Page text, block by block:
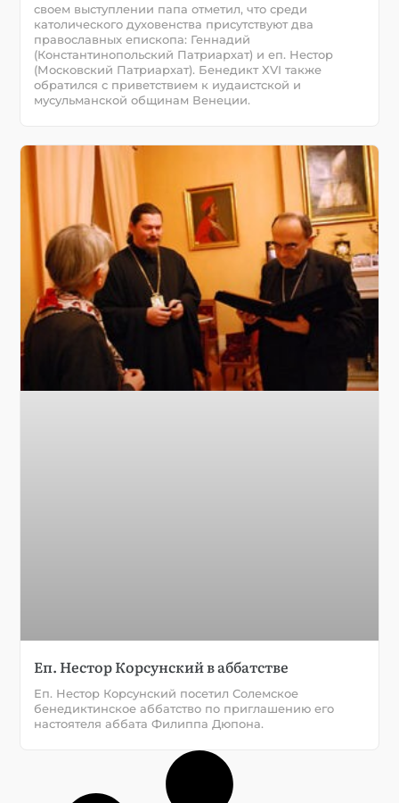
своем выступлении папа отметил, что среди
католического духовенства присутствуют два
православных епископа: Геннадий
(Константинопольский Патриархат) и еп. Нестор
(Московский Патриархат). Бенедикт XVI также
обратился с приветствием к иудаистской и
мусульманской общинам Венеции.
Еп. Нестор Корсунский в аббатстве
Еп. Нестор Корсунский посетил Солемское
бенедиктинское аббатство по приглашению его
настоятеля аббата Филиппа Дюпона.